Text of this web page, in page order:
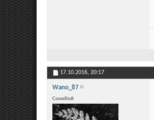
17.10.2016, 20:17
Wano_87
Сонибой